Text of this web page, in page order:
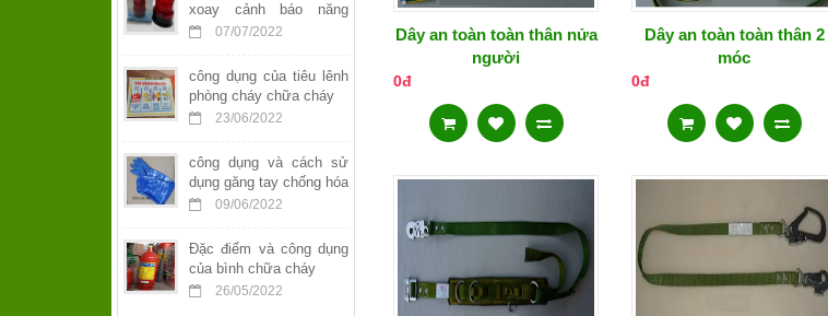
xoay cảnh báo năng
lượng mặt trời
07/07/2022
công dụng của tiêu lênh
phòng cháy chữa cháy
23/06/2022
công dụng và cách sử
dụng găng tay chống hóa
chất09/06/2022
Đặc điểm và công dụng
của bình chữa cháy
26/05/2022
Dây an toàn toàn thân nửa
người
0đ
Dây an toàn toàn thân 2
móc
0đ